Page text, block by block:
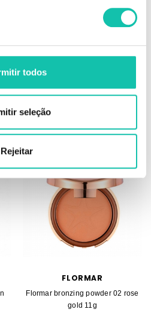
todos
seleção
Rejeitar
6 g
FLORMAR
Flormar bronzing powder 02 rose
gold 11g